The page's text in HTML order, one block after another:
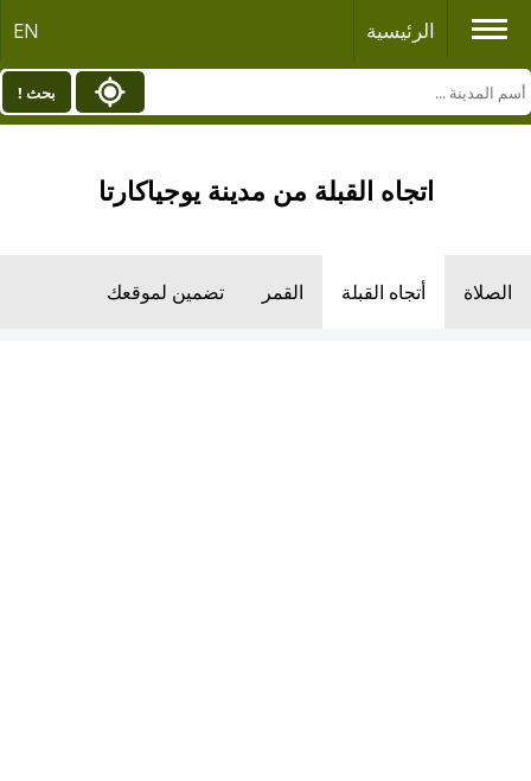
الرئيسية EN
بحث !
اتجاه القبلة من مدينة يوجياكارتا
الصلاة أتجاه القبلة القمر تضمين لموقعك